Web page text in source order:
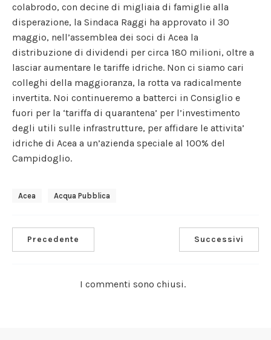
colabrodo, con decine di migliaia di famiglie alla
disperazione, la Sindaca Raggi ha approvato il 30
maggio, nell’assemblea dei soci di Acea la
distribuzione di dividendi per circa 180 milioni, oltre a
lasciar aumentare le tariffe idriche. Non ci siamo cari
colleghi della maggioranza, la rotta va radicalmente
invertita. Noi continueremo a batterci in Consiglio e
fuori per la ‘tariffa di quarantena’ per l’investimento
degli utili sulle infrastrutture, per affidare le attivita’
idriche di Acea a un’azienda speciale al 100% del
Campidoglio.
Acea Acqua Pubblica
Precedente Successivi
I commenti sono chiusi.